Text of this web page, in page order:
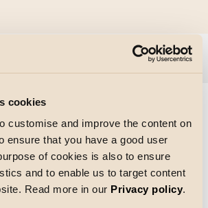
cookies
customise and improve the content on
ensure that you have a good user
of cookies is also to ensure
and to enable us to target content
Read more in our Privacy policy.
Ladataan